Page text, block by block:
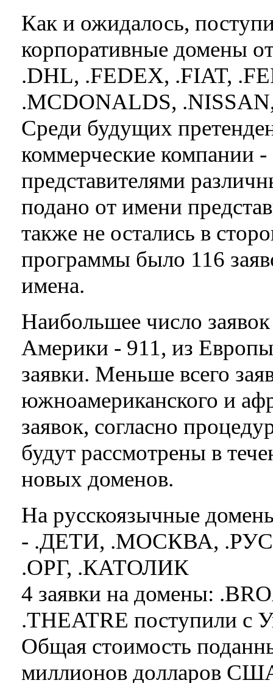
Как и ожидалось,
корпоративные домены
.DHL, .FEDEX, .FIAT,
.MCDONALDS,
Среди будущих
коммерческие компании -
представителями
подано от имени
также не остались в
программы было 116
имена.
Наибольшее число
Америки - 911, из
заявки. Меньше всего
южноамериканского и
заявок, согласно
будут рассмотрены в
новых доменов.
На русскоязычные
- .ДЕТИ, .МОСКВА,
.ОРГ, .КАТОЛИК
4 заявки на домены:
.THEATRE поступили с
Общая стоимость
миллионов долларов